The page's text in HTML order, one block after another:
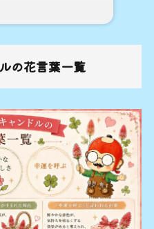
の花言葉一覧